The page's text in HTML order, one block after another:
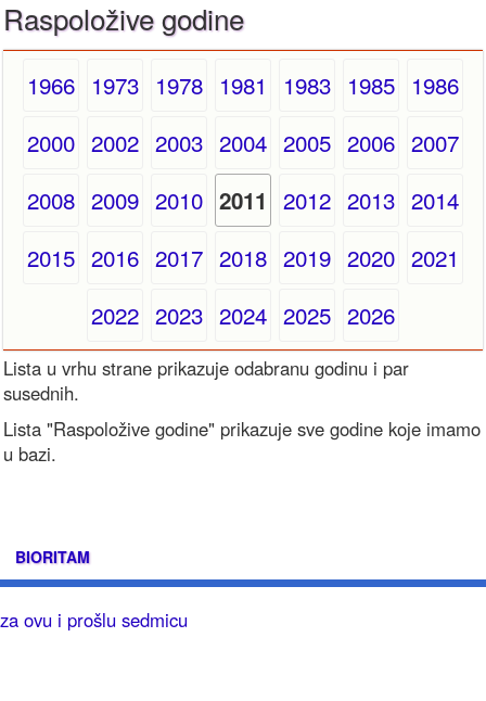
Raspoložive godine
1966 1973 1978 1981 1983 1985 1986
2000 2002 2003 2004 2005 2006 2007
2008 2009 2010 2011 2012 2013 2014
2015 2016 2017 2018 2019 2020 2021
2022 2023 2024 2025 2026
Lista u vrhu strane prikazuje odabranu godinu i par
susednih.
Lista "Raspoložive godine" prikazuje sve godine koje imamo
u bazi.
BIORITAM
za ovu i prošlu sedmicu